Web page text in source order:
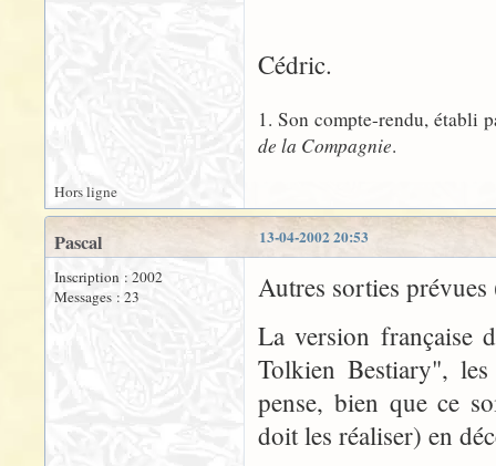
Cédric.
1. Son compte-rendu, établi
de la Compagnie.
Hors ligne
13-04-2002 20:53
Pascal
Inscription : 2002
Messages : 23
Autres sorties
La version française
Tolkien Bestiary",
pense, bien que ce
doit les réaliser) en